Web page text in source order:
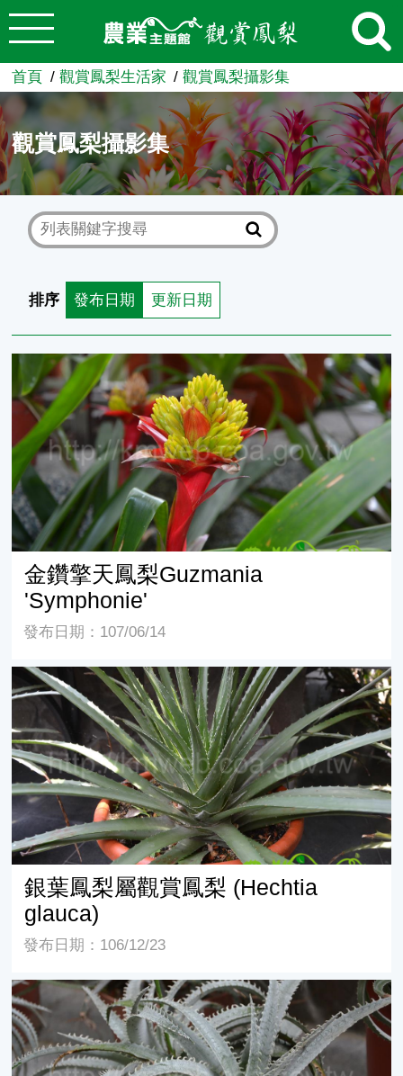
跳到主要內容
農業知識入口網
首頁 觀賞鳳梨生活家 觀賞鳳梨攝影集
觀賞鳳梨攝影集
排序 發布日期 更新日期
金鑽擎天鳳梨Guzmania 'Symphonie'
金鑽擎天鳳梨Guzmania
'Symphonie'
發布日期：107/06/14
銀葉鳳梨屬觀賞鳳梨 (Hechtia glauca)
銀葉鳳梨屬觀賞鳳梨 (Hechtia
glauca)
發布日期：106/12/23
銀白硬葉鳳梨 (Dyckia marnier-lapostollei)